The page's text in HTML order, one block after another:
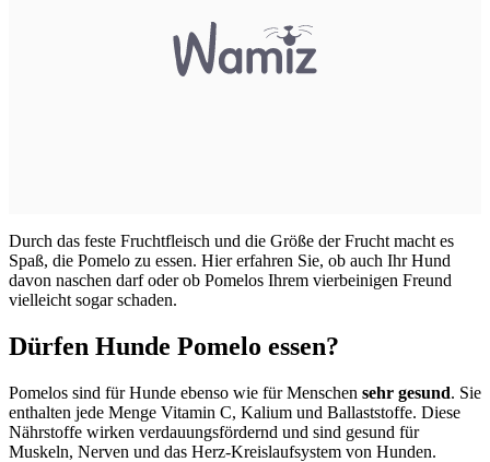
Durch das feste Fruchtfleisch und die Größe der Frucht macht es
Spaß, die Pomelo zu essen. Hier erfahren Sie, ob auch Ihr Hund
davon naschen darf oder ob Pomelos Ihrem vierbeinigen Freund
vielleicht sogar schaden.
Dürfen Hunde Pomelo essen?
Pomelos sind für Hunde ebenso wie für Menschen sehr gesund. Sie
enthalten jede Menge Vitamin C, Kalium und Ballaststoffe. Diese
Nährstoffe wirken verdauungsfördernd und sind gesund für
Muskeln, Nerven und das Herz-Kreislaufsystem von Hunden.